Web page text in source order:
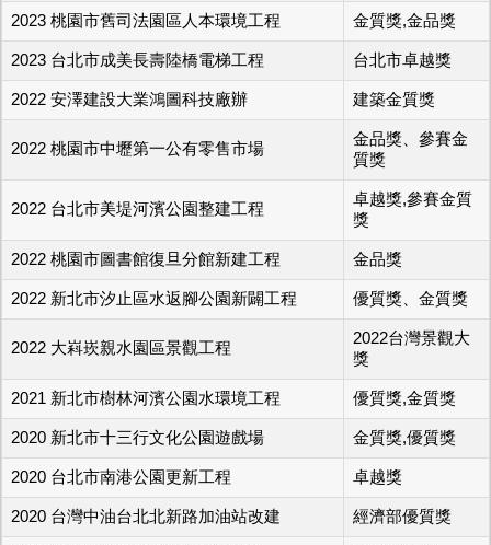
2023 桃園市舊司法園區人本環境工程 金質獎,金品獎
2023 台北市成美長壽陸橋電梯工程 台北市卓越獎
2022 安澤建設大業鴻圖科技廠辦 建築金質獎
2022 桃園市中壢第一公有零售市場
金品獎、參賽金
質獎
2022 台北市美堤河濱公園整建工程
卓越獎,參賽金質
獎
2022 桃園市圖書館復旦分館新建工程 金品獎
2022 新北市汐止區水返腳公園新闢工程 優質獎、金質獎
2022 大嵙崁親水園區景觀工程
2022台灣景觀大
獎
2021 新北市樹林河濱公園水環境工程 優質獎,金質獎
2020 新北市十三行文化公園遊戲場 金質獎,優質獎
2020 台北市南港公園更新工程 卓越獎
2020 台灣中油台北北新路加油站改建 經濟部優質獎